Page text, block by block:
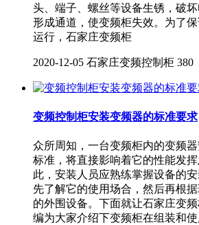
头、端子、螺丝等设备生锈，破
形成通道，使变频柜失效。为了
运行，石家庄变频柜
2020-12-05 石家庄变频控制柜 380
变频控制柜安装变频器的标准要求
众所周知，一台变频柜内的变频
标准，将直接影响着它的性能发
此，安装人员应熟练掌握设备的
先了解它的使用场合，然后再根
的外围设备。下面就让石家庄变
编为大家介绍下变频柜在组装和